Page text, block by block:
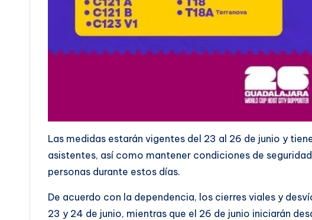
Las medidas estarán vigentes del 23 al 26 de junio y
asistentes, así como mantener condiciones de
personas durante estos días.
De acuerdo con la dependencia, los cierres viales y
23 y 24 de junio, mientras que el 26 de junio iniciarán